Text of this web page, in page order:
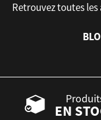
Retrouvez toutes
EN